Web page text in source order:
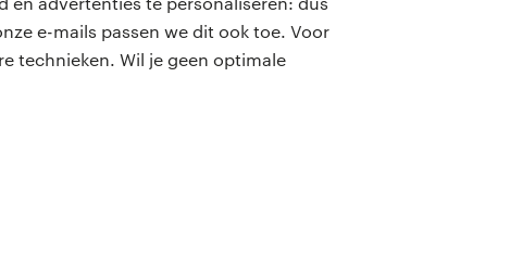
e-mails passen we dit ook toe. Voor
technieken. Wil je geen optimale